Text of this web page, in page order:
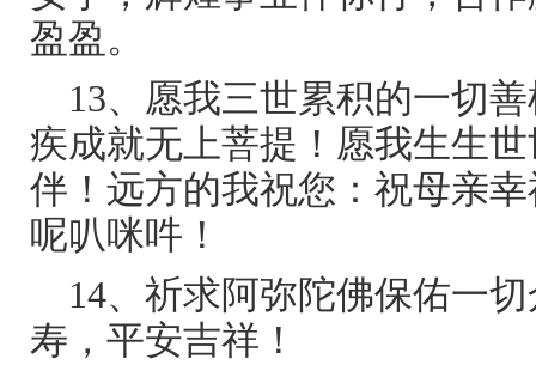
盈盈。
13、愿我三世累积的一切
疾成就无上菩提！愿我生生
伴！远方的我祝您：祝母亲
呢叭咪吽！
14、祈求阿弥陀佛保佑一
寿，平安吉祥！